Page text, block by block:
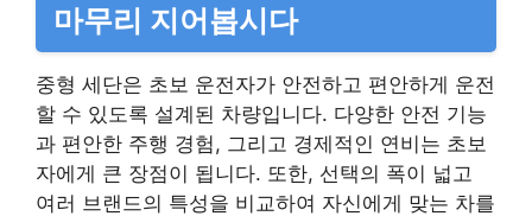
마무리 지어봅시다
중형 세단은 초보 운전자가 안전하고 편안하게 운전
할 수 있도록 설계된 차량입니다. 다양한 안전 기능
과 편안한 주행 경험, 그리고 경제적인 연비는 초보
자에게 큰 장점이 됩니다. 또한, 선택의 폭이 넓고
여러 브랜드의 특성을 비교하여 자신에게 맞는 차를